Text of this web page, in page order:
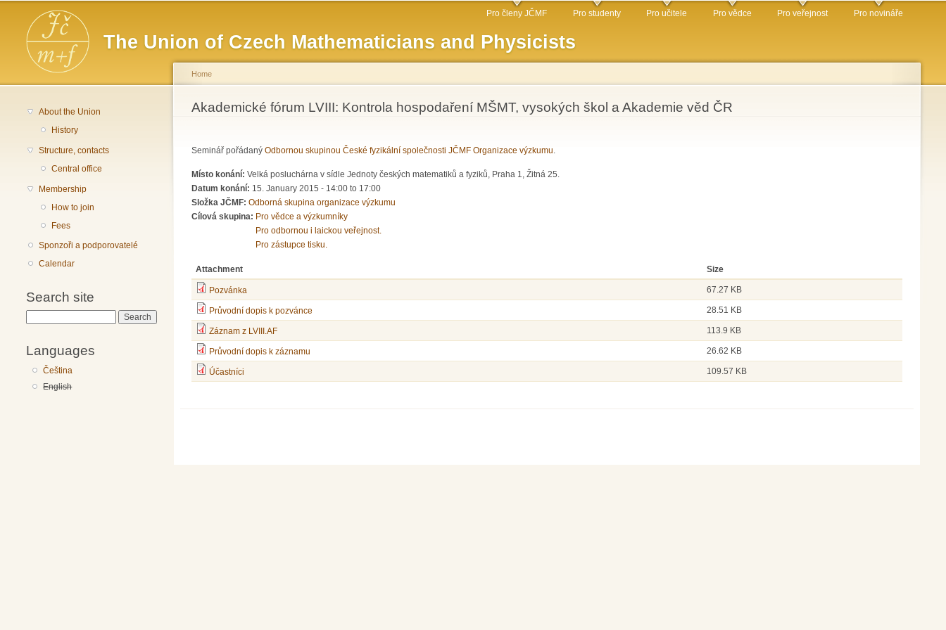
The Union of Czech Mathematicians and Physicists
Main menu Pro členy JČMF Pro studenty Pro učitele Pro vědce Pro veřejnost Pro novináře
About the Union
History
Structure, contacts
Central office
Membership
How to join
Fees
Sponzoři a podporovatelé
Calendar
Search site
Languages
Čeština
English
You are here
Home
Akademické fórum LVIII: Kontrola hospodaření MŠMT, vysokých škol a Akademie věd ČR
Seminář pořádaný Odbornou skupinou České fyzikální společnosti JČMF Organizace výzkumu
Místo konání: Velká posluchárna v sídle Jednoty českých matematiků a fyziků, Praha 1, Žitná 25.
Datum konání: 15. January 2015 - 14:00 to 17:00
Složka JČMF: Odborná skupina organizace výzkumu
Cílová skupina: Pro vědce a výzkumníky
Pro odbornou i laickou veřejnost.
Pro zástupce tisku.
Attachment Size
Pozvánka 67.27 KB
Průvodní dopis k pozvánce 28.51 KB
Záznam z LVIII.AF 113.9 KB
Průvodní dopis k záznamu 26.62 KB
Účastníci 109.57 KB